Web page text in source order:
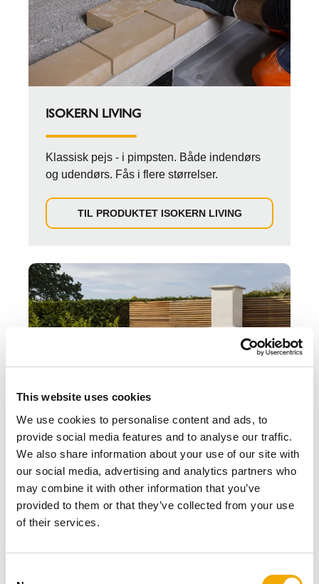
This website uses cookies
We use cookies to personalise content and ads, to
provide social media features and to analyse our traffic.
We also share information about your use of our site with
our social media, advertising and analytics partners who
may combine it with other information that you’ve
provided to them or that they’ve collected from your use
of their services.
ISOKERN LIVING
Klassisk pejs - i pimpsten. Både indendørs
og udendørs. Fås i flere størrelser.
TIL PRODUKTET ISOKERN LIVING
ISOKERN GARDEN
Høj hyggefaktor udendørs - i pimpsten og